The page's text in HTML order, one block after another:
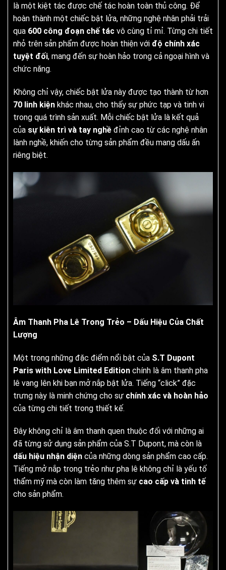
là một kiệt tác được chế tác hoàn toàn thủ công. Để
hoàn thành một chiếc bật lửa, những nghệ nhân phải trải
qua 600 công đoạn chế tác vô cùng tỉ mỉ. Từng chi tiết
nhỏ trên sản phẩm được hoàn thiện với độ chính xác
tuyệt đối, mang đến sự hoàn hảo trong cả ngoại hình và
chức năng.
Không chỉ vậy, chiếc bật lửa này được tạo thành từ hơn
70 linh kiện khác nhau, cho thấy sự phức tạp và tinh vi
trong quá trình sản xuất. Mỗi chiếc bật lửa là kết quả
của sự kiên trì và tay nghề đỉnh cao từ các nghệ nhân
lành nghề, khiến cho từng sản phẩm đều mang dấu ấn
riêng biệt.
Âm Thanh Pha Lê Trong Trẻo – Dấu Hiệu Của Chất
Lượng
Một trong những đặc điểm nổi bật của S.T Dupont
Paris with Love Limited Edition chính là âm thanh pha
lê vang lên khi bạn mở nắp bật lửa. Tiếng “click” đặc
trưng này là minh chứng cho sự chính xác và hoàn hảo
của từng chi tiết trong thiết kế.
Đây không chỉ là âm thanh quen thuộc đối với những ai
đã từng sử dụng sản phẩm của S.T Dupont, mà còn là
dấu hiệu nhận diện của những dòng sản phẩm cao cấp.
Tiếng mở nắp trong trẻo như pha lê không chỉ là yếu tố
thẩm mỹ mà còn làm tăng thêm sự cao cấp và tinh tế
cho sản phẩm.